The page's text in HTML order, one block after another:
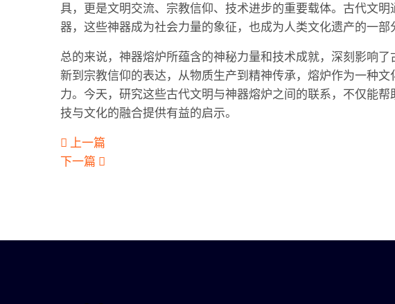
具，更是文明交流、宗教信仰、技术进步的重要载体。古代文
器，这些神器成为社会力量的象征，也成为人类文化遗产的一部
总的来说，神器熔炉所蕴含的神秘力量和技术成就，深刻影响
新到宗教信仰的表达，从物质生产到精神传承，熔炉作为一种
力。今天，研究这些古代文明与神器熔炉之间的联系，不仅能
技与文化的融合提供有益的启示。
上一篇
下一篇